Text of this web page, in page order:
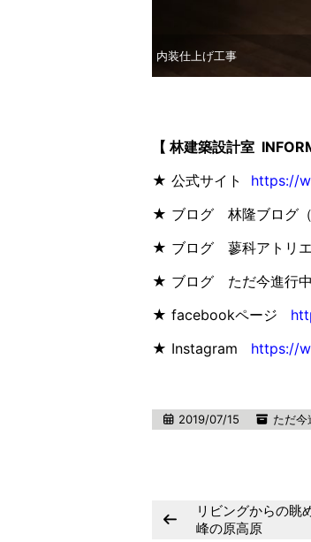
内装仕上げ工事
【 林建築設計室
★ 公式サイト https://
★ ブログ 林隆ブログ（
★ ブログ 蓼科アトリエ
★ ブログ ただ今進行中
★ facebookページ
★ Instagram https://
2019/07/15 ただ今
リビングからの眺
峰の原高原